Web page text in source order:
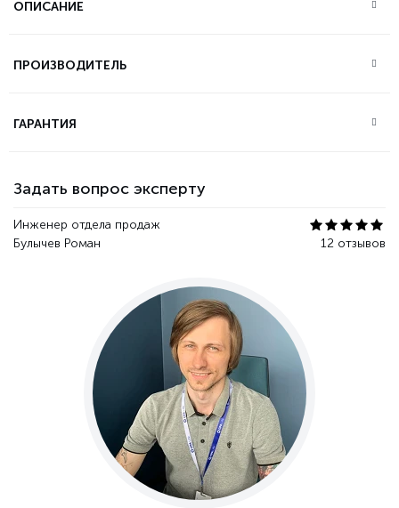
Задать вопрос эксперту
Инженер отдела продаж
Булычев Роман
12 отзывов
ОПИСАНИЕ
ПРОИЗВОДИТЕЛЬ
ГАРАНТИЯ